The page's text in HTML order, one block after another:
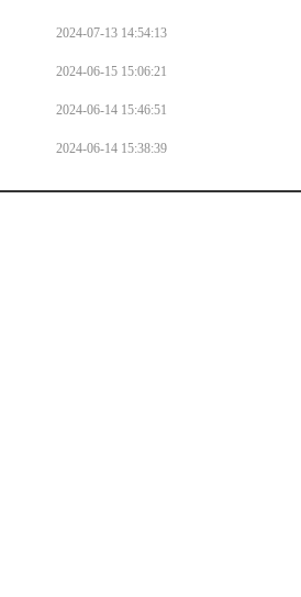
2024-07-13 14:54:13
2024-06-15 15:06:21
2024-06-14 15:46:51
2024-06-14 15:38:39